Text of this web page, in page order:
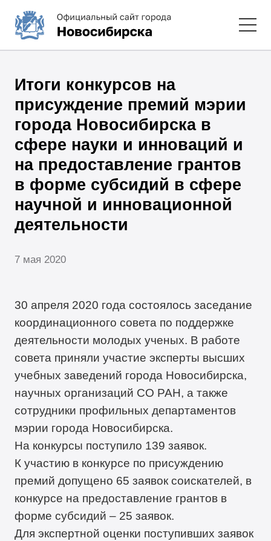
Итоги конкурсов на
присуждение премий мэрии
города Новосибирска в
сфере науки и инноваций и
на предоставление грантов
в форме субсидий в сфере
научной и инновационной
деятельности
7 мая 2020
30 апреля 2020 года состоялось заседание
координационного совета по поддержке
деятельности молодых ученых. В работе
совета приняли участие эксперты высших
учебных заведений города Новосибирска,
научных организаций СО РАН, а также
сотрудники профильных департаментов
мэрии города Новосибирска.
На конкурсы поступило 139 заявок.
К участию в конкурсе по присуждению
премий допущено 65 заявок соискателей, в
конкурсе на предоставление грантов в
форме субсидий – 25 заявок.
Для экспертной оценки поступивших заявок